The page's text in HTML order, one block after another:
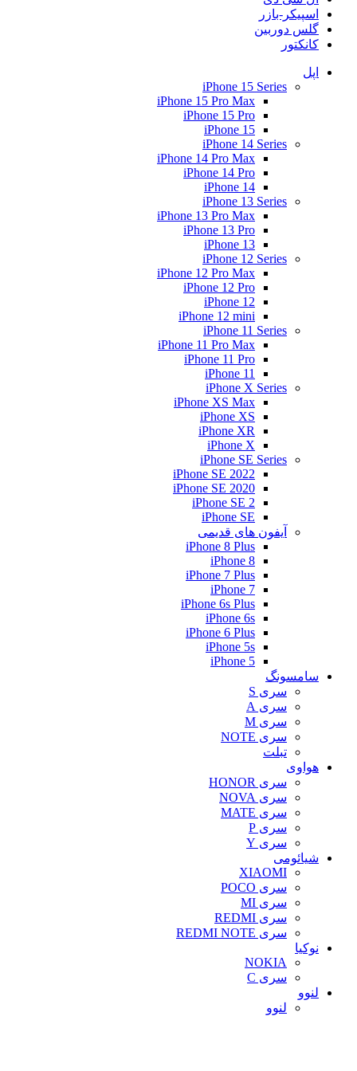
اسپیکر-بازر
گلس دوربین
کانکتور
اپل
iPhone 15 Series
iPhone 15 Pro Max
iPhone 15 Pro
iPhone 15
iPhone 14 Series
iPhone 14 Pro Max
iPhone 14 Pro
iPhone 14
iPhone 13 Series
iPhone 13 Pro Max
iPhone 13 Pro
iPhone 13
iPhone 12 Series
iPhone 12 Pro Max
iPhone 12 Pro
iPhone 12
iPhone 12 mini
iPhone 11 Series
iPhone 11 Pro Max
iPhone 11 Pro
iPhone 11
iPhone X Series
iPhone XS Max
iPhone XS
iPhone XR
iPhone X
iPhone SE Series
iPhone SE 2022
iPhone SE 2020
iPhone SE 2
iPhone SE
آیفون های قدیمی
iPhone 8 Plus
iPhone 8
iPhone 7 Plus
iPhone 7
iPhone 6s Plus
iPhone 6s
iPhone 6 Plus
iPhone 5s
iPhone 5
سامسونگ
سری S
سری A
سری M
سری NOTE
تبلت
هواوی
سری HONOR
سری NOVA
سری MATE
سری P
سری Y
شیائومی
XIAOMI
سری POCO
سری MI
سری REDMI
سری REDMI NOTE
نوکیا
NOKIA
سری C
لنوو
لنوو